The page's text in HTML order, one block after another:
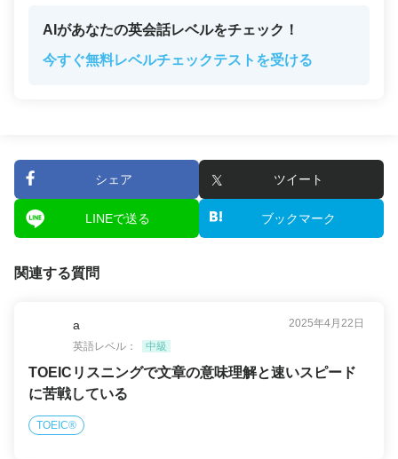
AIがあなたの英会話レベルをチェック！
今すぐ無料レベルチェックテストを受ける
シェア ツイート
LINEで送る ブックマーク
関連する質問
a
2025年4月22日
英語レベル：
中級
TOEICリスニングで文章の意味理解と速いスピード
に苦戦している
TOEIC®